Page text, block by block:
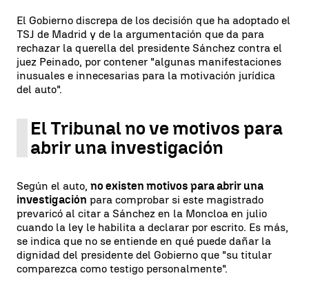
El Gobierno discrepa de los decisión que ha adoptado el
TSJ de Madrid y de la argumentación que da para
rechazar la querella del presidente Sánchez contra el
juez Peinado, por contener "algunas manifestaciones
inusuales e innecesarias para la motivación jurídica
del auto".
El Tribunal no ve motivos para
abrir una investigación
Según el auto, no existen motivos para abrir una
investigación para comprobar si este magistrado
prevaricó al citar a Sánchez en la Moncloa en julio
cuando la ley le habilita a declarar por escrito. Es más,
se indica que no se entiende en qué puede dañar la
dignidad del presidente del Gobierno que "su titular
comparezca como testigo personalmente".